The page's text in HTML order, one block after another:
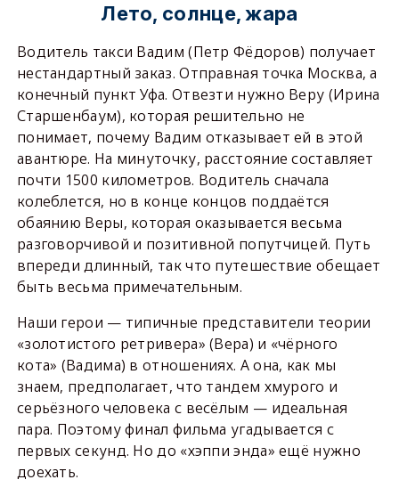
Лето, солнце, жара
Водитель такси Вадим (Петр Фёдоров) получает
нестандартный заказ. Отправная точка Москва, а
конечный пункт Уфа. Отвезти нужно Веру (Ирина
Старшенбаум), которая решительно не
понимает, почему Вадим отказывает ей в этой
авантюре. На минуточку, расстояние составляет
почти 1500 километров. Водитель сначала
колеблется, но в конце концов поддаётся
обаянию Веры, которая оказывается весьма
разговорчивой и позитивной попутчицей. Путь
впереди длинный, так что путешествие обещает
быть весьма примечательным.
Наши герои — типичные представители теории
«золотистого ретривера» (Вера) и «чёрного
кота» (Вадима) в отношениях. А она, как мы
знаем, предполагает, что тандем хмурого и
серьёзного человека с весёлым — идеальная
пара. Поэтому финал фильма угадывается с
первых секунд. Но до «хэппи энда» ещё нужно
доехать.